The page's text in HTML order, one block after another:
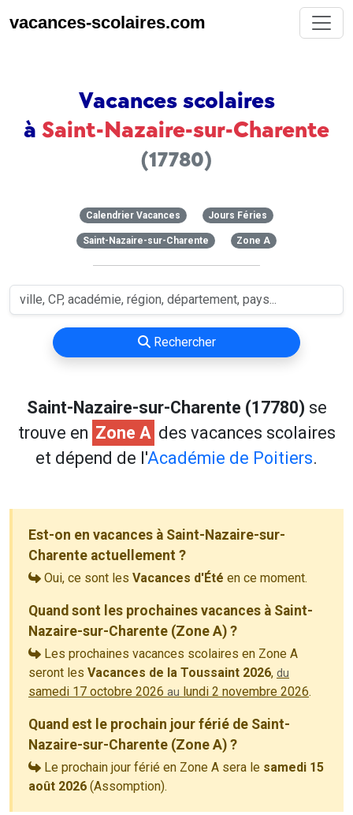
vacances-scolaires.com
Vacances scolaires
à Saint-Nazaire-sur-Charente
(17780)
Calendrier Vacances Jours Féries
Saint-Nazaire-sur-Charente Zone A
Rechercher
Saint-Nazaire-sur-Charente (17780) se
trouve en Zone A des vacances scolaires
et dépend de l'Académie de Poitiers.
Est-on en vacances à Saint-Nazaire-sur-
Charente actuellement ?
Oui, ce sont les Vacances d'Été en ce moment.
Quand sont les prochaines vacances à Saint-
Nazaire-sur-Charente (Zone A) ?
Les prochaines vacances scolaires en Zone A
seront les Vacances de la Toussaint 2026, du
samedi 17 octobre 2026 au lundi 2 novembre 2026.
Quand est le prochain jour férié de Saint-
Nazaire-sur-Charente (Zone A) ?
Le prochain jour férié en Zone A sera le samedi 15
août 2026 (Assomption).